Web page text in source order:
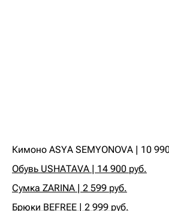
Кимоно ASYA SEMYONOVA | 10
Обувь USHATAVA | 14 900 руб.
Сумка ZARINA | 2 599 руб.
Брюки BEFREE | 2 999 руб.